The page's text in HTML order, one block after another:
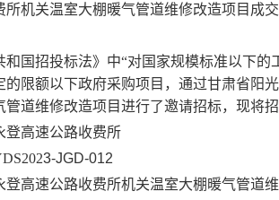
所机关温室大棚暖气管道维修改造项目 成交
和国招投标法》中“对国家规模标准以下的
的限额以下政府采购项目，通过甘肃省阳
道维修改造项目进行了邀请招标，现将招
登高速公路收费所
3-JGD-012
登高速公路收费所机关温室大棚暖气管道